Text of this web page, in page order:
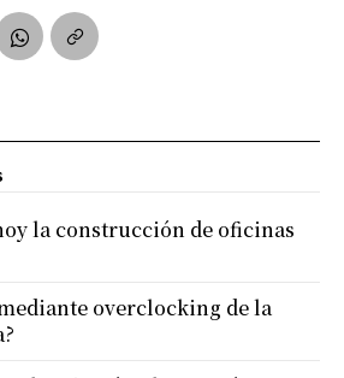
la construcción de oficinas
overclocking de la